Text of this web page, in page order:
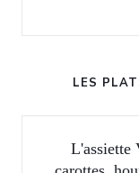
LES
L'assiette